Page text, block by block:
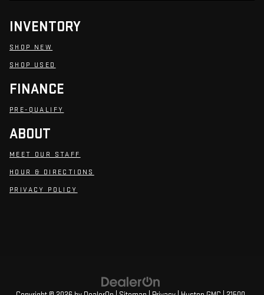
INVENTORY
SHOP NEW
SHOP USED
FINANCE
PRE-QUALIFY
ABOUT
MEET OUR STAFF
HOUR & DIRECTIONS
PRIVACY POLICY